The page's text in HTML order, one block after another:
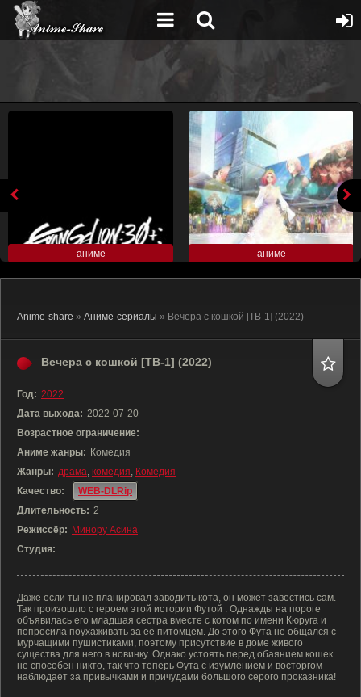
аниме аниме
Anime-share » Аниме-сериалы » Вечера с кошкой [ТВ-1] (2022)
Вечера с кошкой [ТВ-1] (2022)
Год: 2022
Дата выхода: 2022-07-20
Возрастное ограничение:
Аниме жанры: Комедия
Жанры: драма, комедия, Комедия
Качество:
WEB-DLRip
Длительность: 2
Режиссёр: Минору Асина
Студия:
Даже если ты не планировал заводить кота, он может завестись сам.
Так произошло с героем этой истории Футой . Однажды на пороге
объявилась его младшая сестра вместе с котом по имени Кюруга и
попросила поухаживать за её питомцем. До этого Фута не общался с
мурчащими пушистиками, поэтому присутствие в доме живого
существа для него в новинку. Однако устоять перед обаянием кошек
не способен никто, так что теперь Фута с изумлением и восторгом
наблюдает за привычками и причудами большого серого проказника!